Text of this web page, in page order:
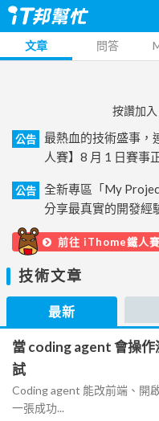
文章 問答
按讚加
公告
最熱血的技術盛事，
人賽】8 月 1 日賽事
公告
全新專區「My
分享最真實的開發經
前往 iThome鐵人賽
技術文章
最新
當 coding agent 會操作
試
Coding agent 能改前端、開
一張成功...